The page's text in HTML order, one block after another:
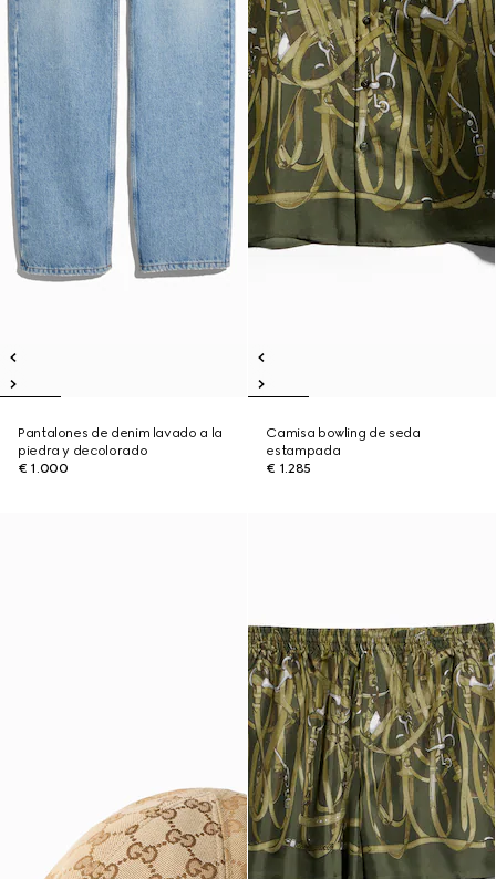
Pantalones de denim lavado a la
piedra y decolorado
€ 1.000
Camisa bowling de seda
estampada
€ 1.285